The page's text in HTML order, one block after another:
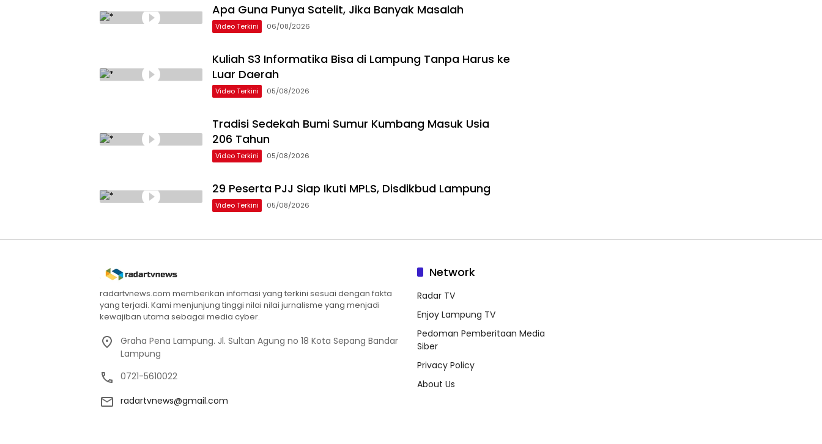
Apa Guna Punya Satelit, Jika Banyak Masalah
Video Terkini 06/08/2026
Kuliah S3 Informatika Bisa di Lampung Tanpa Harus ke
Luar Daerah
Video Terkini 05/08/2026
Tradisi Sedekah Bumi Sumur Kumbang Masuk Usia
206 Tahun
Video Terkini 05/08/2026
29 Peserta PJJ Siap Ikuti MPLS, Disdikbud Lampung
Video Terkini 05/08/2026
radartvnews.com memberikan infomasi yang terkini sesuai dengan fakta
yang terjadi. Kami menjunjung tinggi nilai nilai jurnalisme yang menjadi
kewajiban utama sebagai media cyber.
Graha Pena Lampung. Jl. Sultan Agung no 18 Kota Sepang Bandar
Lampung
0721-5610022
radartvnews@gmail.com
Network
Radar TV
Enjoy Lampung TV
Pedoman Pemberitaan Media
Siber
Privacy Policy
About Us